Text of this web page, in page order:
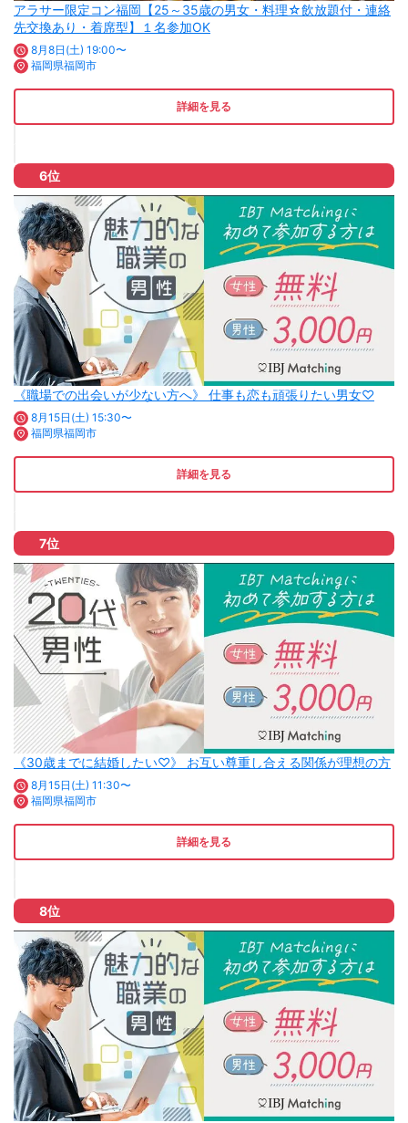
アラサー限定コン福岡【25～35歳の男女・料理☆飲放題付・連絡
先交換あり・着席型】１名参加OK
8月8日(土) 19:00〜
福岡県福岡市
詳細を見る
6位
《職場での出会いが少ない方へ》 仕事も恋も頑張りたい男女♡
8月15日(土) 15:30〜
福岡県福岡市
詳細を見る
7位
《30歳までに結婚したい♡》 お互い尊重し合える関係が理想の方
8月15日(土) 11:30〜
福岡県福岡市
詳細を見る
8位